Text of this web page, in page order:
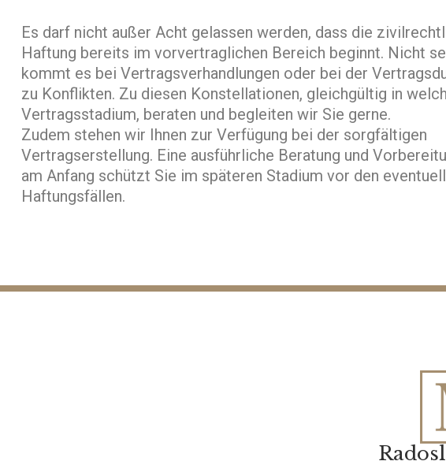
Es darf nicht außer Acht gelassen werden, dass die
Haftung bereits im vorvertraglichen Bereich beginnt. Nicht
kommt es bei Vertragsverhandlungen oder bei der
zu Konflikten. Zu diesen Konstellationen, gleichgültig in
Vertragsstadium, beraten und begleiten wir Sie gerne.
Zudem stehen wir Ihnen zur Verfügung bei der sorgfältigen
Vertragserstellung. Eine ausführliche Beratung und
am Anfang schützt Sie im späteren Stadium vor den
Haftungsfällen.